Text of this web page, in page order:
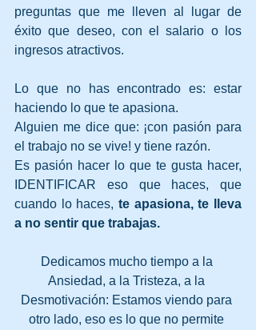
preguntas que me lleven al lugar de
éxito que deseo, con el salario o los
ingresos atractivos.
Lo que no has encontrado es: estar
haciendo lo que te apasiona.
Alguien me dice que: ¡con pasión para
el trabajo no se vive! y tiene razón.
Es pasión hacer lo que te gusta hacer,
IDENTIFICAR eso que haces, que
cuando lo haces, te apasiona, te lleva
a no sentir que trabajas.
Dedicamos mucho tiempo a la
Ansiedad, a la Tristeza, a la
Desmotivación: Estamos viendo para
otro lado, eso es lo que no permite